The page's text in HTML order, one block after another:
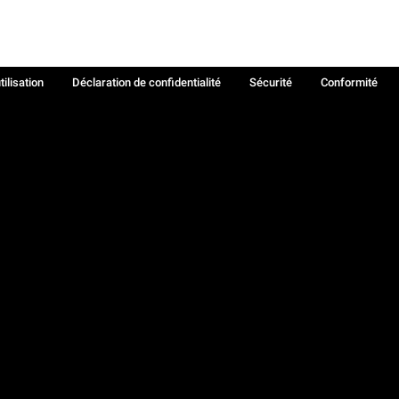
Déclaration de confidentialité Sécurité
Conformité